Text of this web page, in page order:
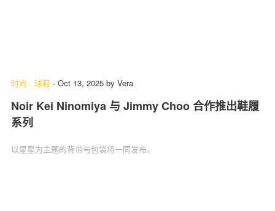
时尚 . 球鞋 - Oct 13, 2025 by Vera
Noir Kei Ninomiya 与 Jimmy Choo 合作推出鞋履
系列
以星星为主题的背带与包袋将一同发布。